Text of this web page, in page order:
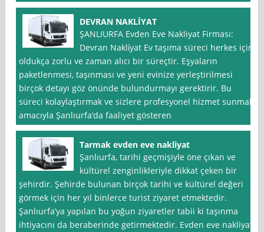
DEVRAN NAKLİYAT
ŞANLIURFA Evden Eve Nakliyat Firması:
Devran Nakli̇yat Ev taşıma süreci herkes için
oldukça zorlu ve zaman alıcı bir süreçtir. Eşyaların
paketlenmesi, taşınması ve yeni evinize yerleştirilmesi
birçok detayı göz önünde bulundurmayı gerektirir. Bu
süreci kolaylaştırmak ve sizlere profesyonel hizmet sunmak
amacıyla Şanlıurfa‘da faaliyet gösteren
Tarmak evden eve nakliyat
Şanlıurfa, tarihi geçmişiyle öne çıkan ve
kültürel zenginlikleriyle dikkat çeken bir
şehirdir. Şehirde bulunan birçok tarihi ve kültürel değeri
görmek için her yıl binlerce turist ziyaret etmektedir.
Şanlıurfa’ya yapılan bu yoğun ziyaretler tabii ki taşınma
ihtiyacını da beraberinde getirmektedir. Evden eve nakliyat